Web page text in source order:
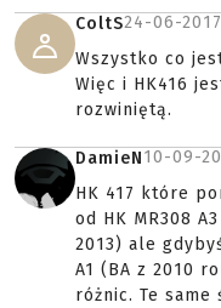
ColtS24-06-
Wszystko co
Więc i HK416
rozwiniętą.
DamieN10-09-
HK 417 które
od HK MR308
2013) ale
A1 (BA z 2010
różnic. Te